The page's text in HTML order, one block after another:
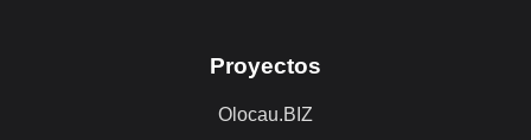
Proyectos
Olocau.BIZ